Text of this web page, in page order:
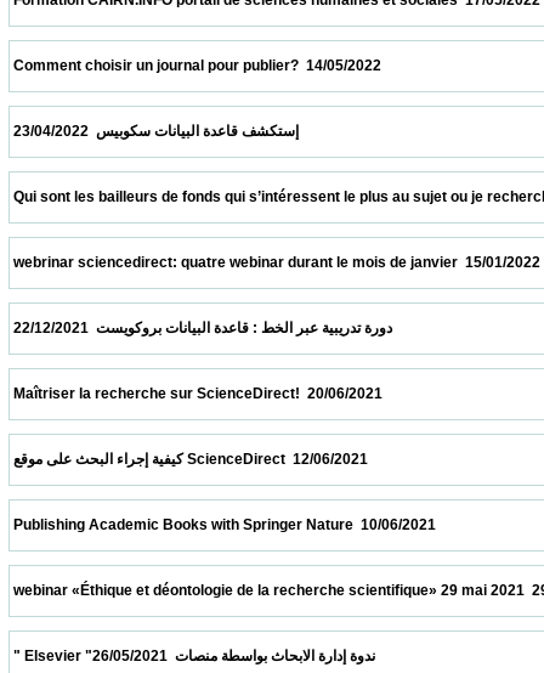
Comment choisir un journal pour publier?  14/05/2022
Qui sont les bailleurs de fonds qui s’intéressent le plus au sujet
webrinar sciencedirect: quatre webinar durant le mois de janvier
دورة تدريبية عبر الخط : قاعدة البيانات بروكويست  22/12/2021
Maîtriser la recherche sur ScienceDirect!  20/06/2021
كيفية إجراء البحث على موقع ScienceDirect  12/06/2021
Publishing Academic Books with Springer Nature  10/06/2021
webinar «Éthique et déontologie de la recherche scientifique» 29